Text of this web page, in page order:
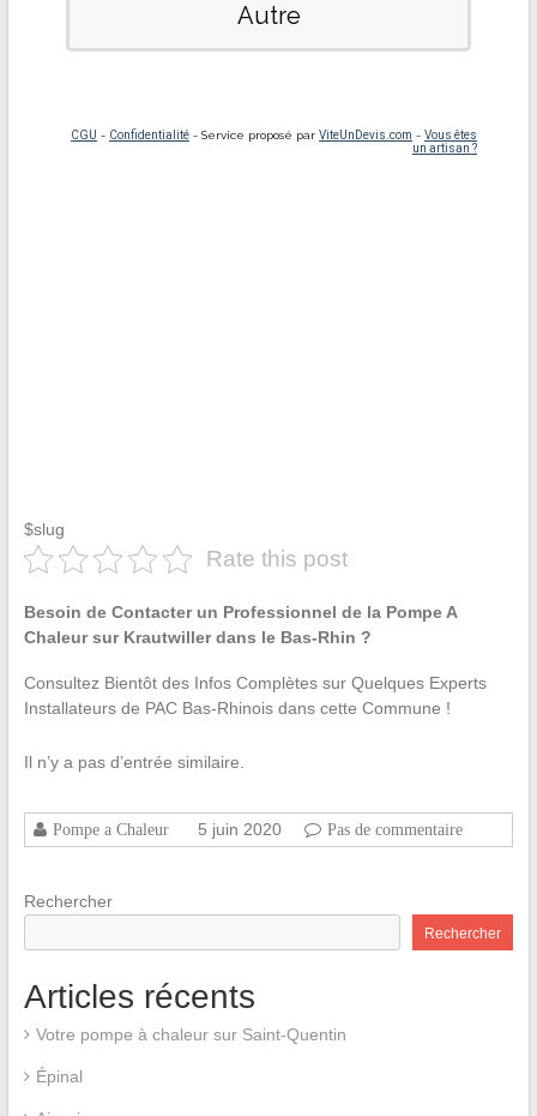
$slug
Rate this post
Besoin de Contacter un Professionnel de la Pompe A
Chaleur sur Krautwiller dans le Bas-Rhin ?
Consultez Bientôt des Infos Complètes sur Quelques Experts
Installateurs de PAC Bas-Rhinois dans cette Commune !
Il n’y a pas d’entrée similaire.
Pompe a Chaleur 5 juin 2020 Pas de commentaire
Rechercher
Rechercher
Articles récents
Votre pompe à chaleur sur Saint-Quentin
Épinal